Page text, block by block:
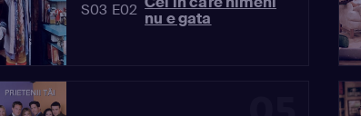
S03 E02 nu e gata